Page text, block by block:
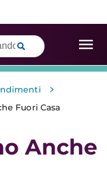
>
Fuori Casa
Anche